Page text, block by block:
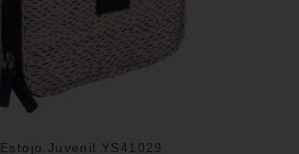
Estojo Juvenil YS41029